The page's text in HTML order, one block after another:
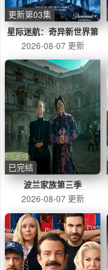
星际迷航：奇异新世界第
四季
更新第03集
2026-08-07 更新
波兰家族第三季
已完结
2026-08-07 更新